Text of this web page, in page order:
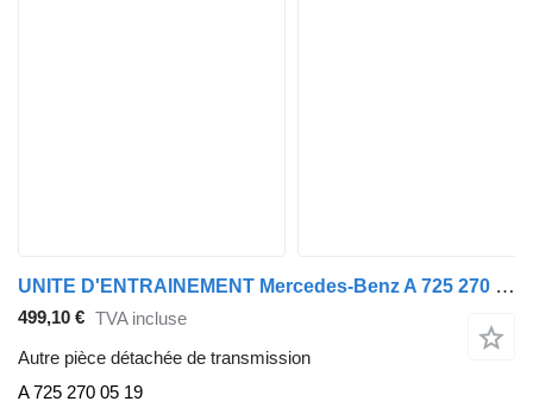
UNITE D'ENTRAINEMENT Mercedes-Benz A 725 270 05 19 pour automobile
499,10 € TVA incluse
Autre pièce détachée de transmission
A 725 270 05 19